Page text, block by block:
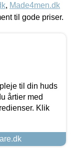
, Made4men.dk
til gode priser.
til din huds
årtier med
Klik